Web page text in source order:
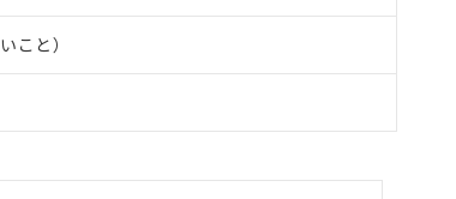
こと）
当社制御機器事業取扱商品の当社在庫状況および標準
業取扱商品の中には、本サービスの対象外となる商品
指令（10物質）の非含有の対応状況を調査中または
ス料など無形物で、有害物質有無と関係のない商品です。
表
含有率が中国RoHSの基準値を超えていることを示しま